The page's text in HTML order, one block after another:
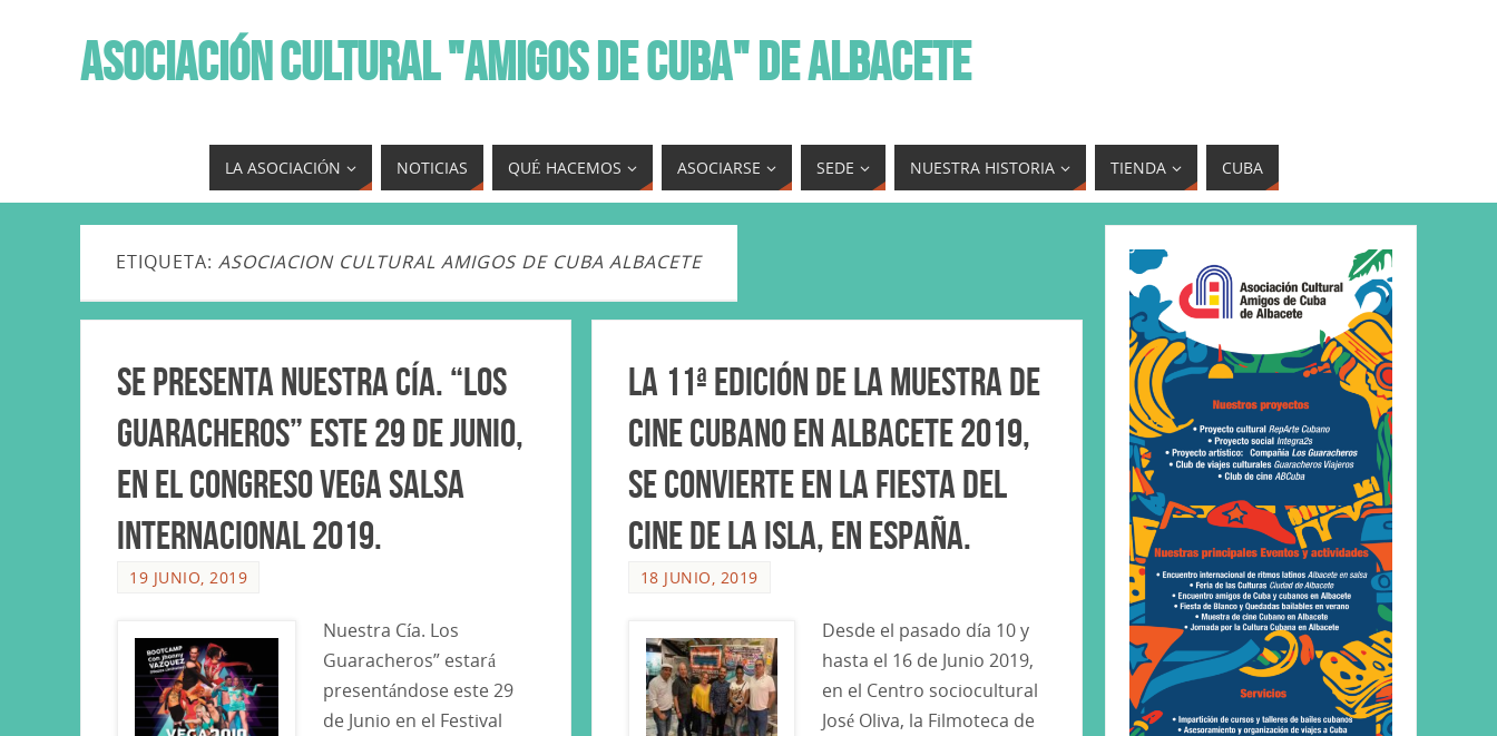
ASOCIACIÓN CULTURAL "AMIGOS DE CUBA" DE ALBACETE
LA ASOCIACIÓN NOTICIAS QUÉ HACEMOS ASOCIARSE SEDE NUESTRA HISTORIA TIENDA CUBA
ETIQUETA: ASOCIACION CULTURAL AMIGOS DE CUBA ALBACETE
Se presenta nuestra Cía. “Los
Guaracheros” este 29 de Junio,
en el Congreso Vega Salsa
Internacional 2019.
19 JUNIO, 2019
Nuestra Cía. Los
Guaracheros” estará
presentándose este 29
de Junio en el Festival
La 11ª edición de la Muestra de
Cine Cubano en Albacete 2019,
se convierte en la Fiesta del
cine de la isla, en España.
18 JUNIO, 2019
Desde el pasado día 10 y
hasta el 16 de Junio 2019,
en el Centro sociocultural
José Oliva, la Filmoteca de